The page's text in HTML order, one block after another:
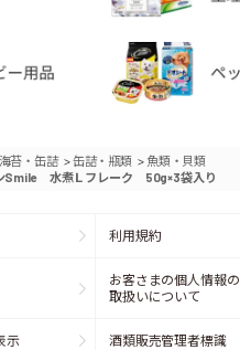
苔・缶詰 >缶詰・瓶類 > 魚類・貝類
Smile 水煮Ｌフレーク 50g×3袋入り
利用規約
お客さまの個人情報の
取扱いについて
示 酒類販売管理者標識